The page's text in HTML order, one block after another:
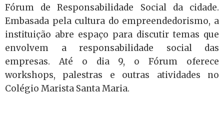
Fórum de Responsabilidade Social da cidade.
Embasada pela cultura do empreendedorismo, a
instituição abre espaço para discutir temas que
envolvem a responsabilidade social das
empresas. Até o dia 9, o Fórum oferece
workshops, palestras e outras atividades no
Colégio Marista Santa Maria.